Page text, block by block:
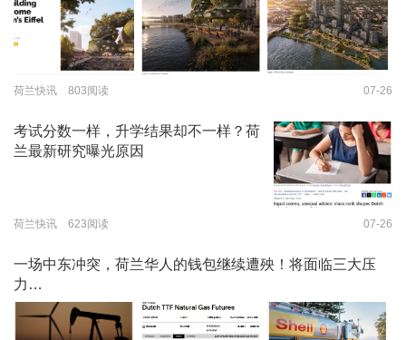
荷兰快讯 803阅读 07-26
考试分数一样，升学结果却不一样？荷
兰最新研究曝光原因
荷兰快讯 623阅读 07-26
一场中东冲突，荷兰华人的钱包继续遭殃！将面临三大压
力…